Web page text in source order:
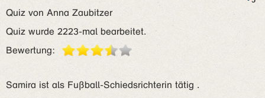
Quiz von Anna Zaubitzer
Quiz wurde 2223-mal bearbeitet.
Bewertung:
Samira ist als Fußball-Schiedsrichterin tätig .